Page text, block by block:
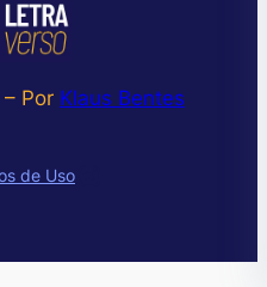
Por Klaus Bentes
de UsoInstagram